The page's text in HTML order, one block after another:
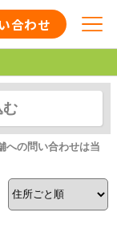
合わせ
む
への問い合わせは当